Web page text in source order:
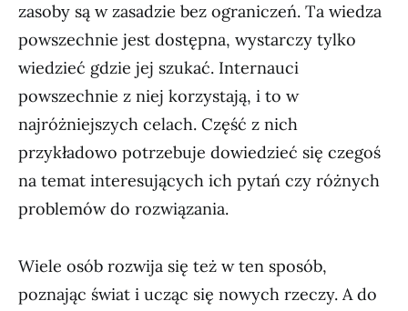
zasoby są w zasadzie bez ograniczeń. Ta wiedza
powszechnie jest dostępna, wystarczy tylko
wiedzieć gdzie jej szukać. Internauci
powszechnie z niej korzystają, i to w
najróżniejszych celach. Część z nich
przykładowo potrzebuje dowiedzieć się czegoś
na temat interesujących ich pytań czy różnych
problemów do rozwiązania.
Wiele osób rozwija się też w ten sposób,
poznając świat i ucząc się nowych rzeczy. A do